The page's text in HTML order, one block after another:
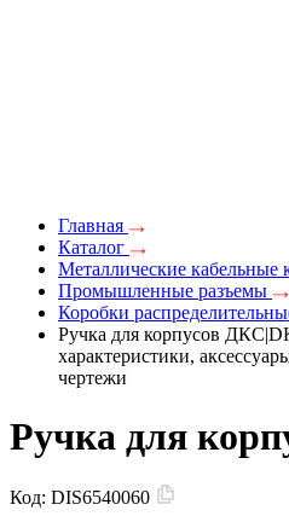
Главная
Каталог
Металлические кабельные
Промышленные разъемы
Коробки
Ручка для корпусов
характеристики,
чертежи
Ручка для
Код: DIS6540060